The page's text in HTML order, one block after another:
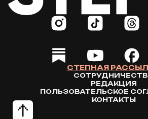
СТЕПНАЯ
РЕДАКЦИЯ
ПОЛЬЗОВАТЕЛЬСКОЕ
КОНТАКТЫ